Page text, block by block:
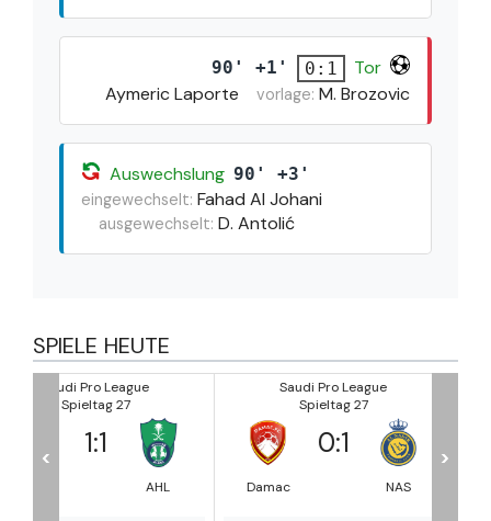
90' +1' 0:1
Tor
Aymeric Laporte
vorlage: M. Brozovic
Auswechslung 90' +3'
eingewechselt: Fahad Al Johani
ausgewechselt: D. Antolić
SPIELE HEUTE
Saudi Pro League
0
NAS
Saudi Pro League
1:4
< >